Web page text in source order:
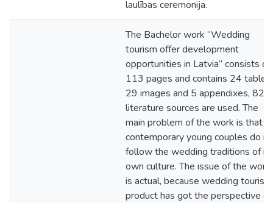
laulības ceremonija.
The Bachelor work “Wedding
tourism offer development
opportunities in Latvia” consists of
113 pages and contains 24 tables,
29 images and 5 appendixes, 82
literature sources are used. The
main problem of the work is that
contemporary young couples do
follow the wedding traditions of its
own culture. The issue of the work
is actual, because wedding tourism
product has got the perspective of